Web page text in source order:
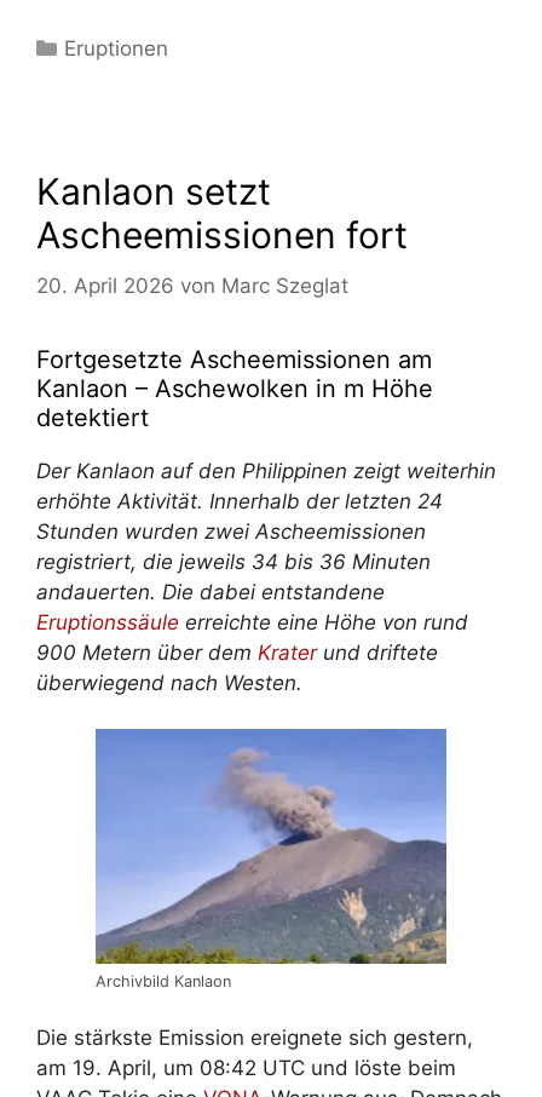
Kategorien
Eruptionen
Kanlaon setzt
Ascheemissionen fort
20. April 2026 von Marc Szeglat
Fortgesetzte Ascheemissionen am
Kanlaon – Aschewolken in m Höhe
detektiert
Der Kanlaon auf den Philippinen zeigt weiterhin
erhöhte Aktivität. Innerhalb der letzten 24
Stunden wurden zwei Ascheemissionen
registriert, die jeweils 34 bis 36 Minuten
andauerten. Die dabei entstandene
Eruptionssäule erreichte eine Höhe von rund
900 Metern über dem Kraterund driftete
überwiegend nach Westen.
Archivbild Kanlaon
Die stärkste Emission ereignete sich gestern,
am 19. April, um 08:42 UTC und löste beim